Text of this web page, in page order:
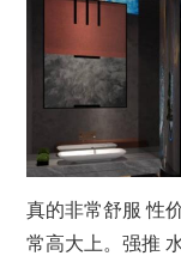
真的非常舒服 性
常高大上。强推